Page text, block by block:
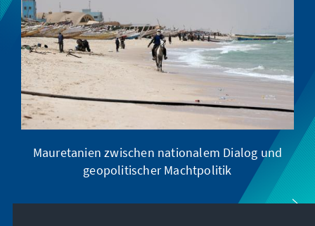
Mauretanien zwischen nationalem Dialog und
geopolitischer Machtpolitik